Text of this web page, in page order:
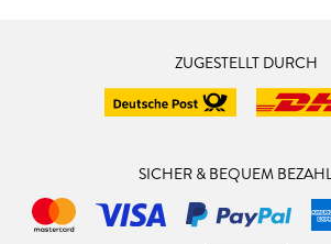
ZUGESTELLT DURCH
SICHER & BEQUEM